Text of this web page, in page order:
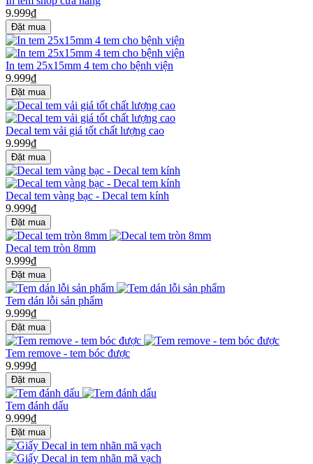
9.999₫
In tem 25x15mm 4 tem cho bệnh viện
9.999₫
Decal tem vải giá tốt chất lượng cao
9.999₫
Decal tem vàng bạc - Decal tem kính
9.999₫
Decal tem tròn 8mm
9.999₫
Tem dán lỗi sản phẩm
9.999₫
Tem remove - tem bóc được
9.999₫
Tem đánh dấu
9.999₫